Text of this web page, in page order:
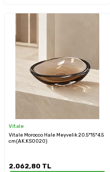
Vitale
Vitale Morocco Hale Meyvelik 20.5*15*4.5
cm(AK.KS0020)
2.062,80 TL